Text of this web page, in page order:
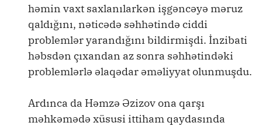
həmin vaxt saxlanılarkən işgəncəyə məruz
qaldığını, nəticədə səhhətində ciddi
problemlər yarandığını bildirmişdi. İnzibati
həbsdən çıxandan az sonra səhhətindəki
problemlərlə əlaqədar əməliyyat olunmuşdu.
Ardınca da Həmzə Əzizov ona qarşı
məhkəmədə xüsusi ittiham qaydasında